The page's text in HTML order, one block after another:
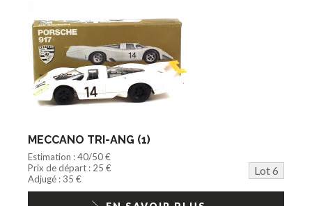
MECCANO TRI-ANG (1)
Estimation : 40/50 €
Prix de départ : 25 €
Lot 6
Adjugé : 35 €